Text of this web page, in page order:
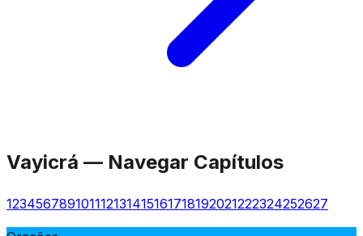
Vayicrá — Navegar Capítulos
123456789101112131415161718192021222324252627